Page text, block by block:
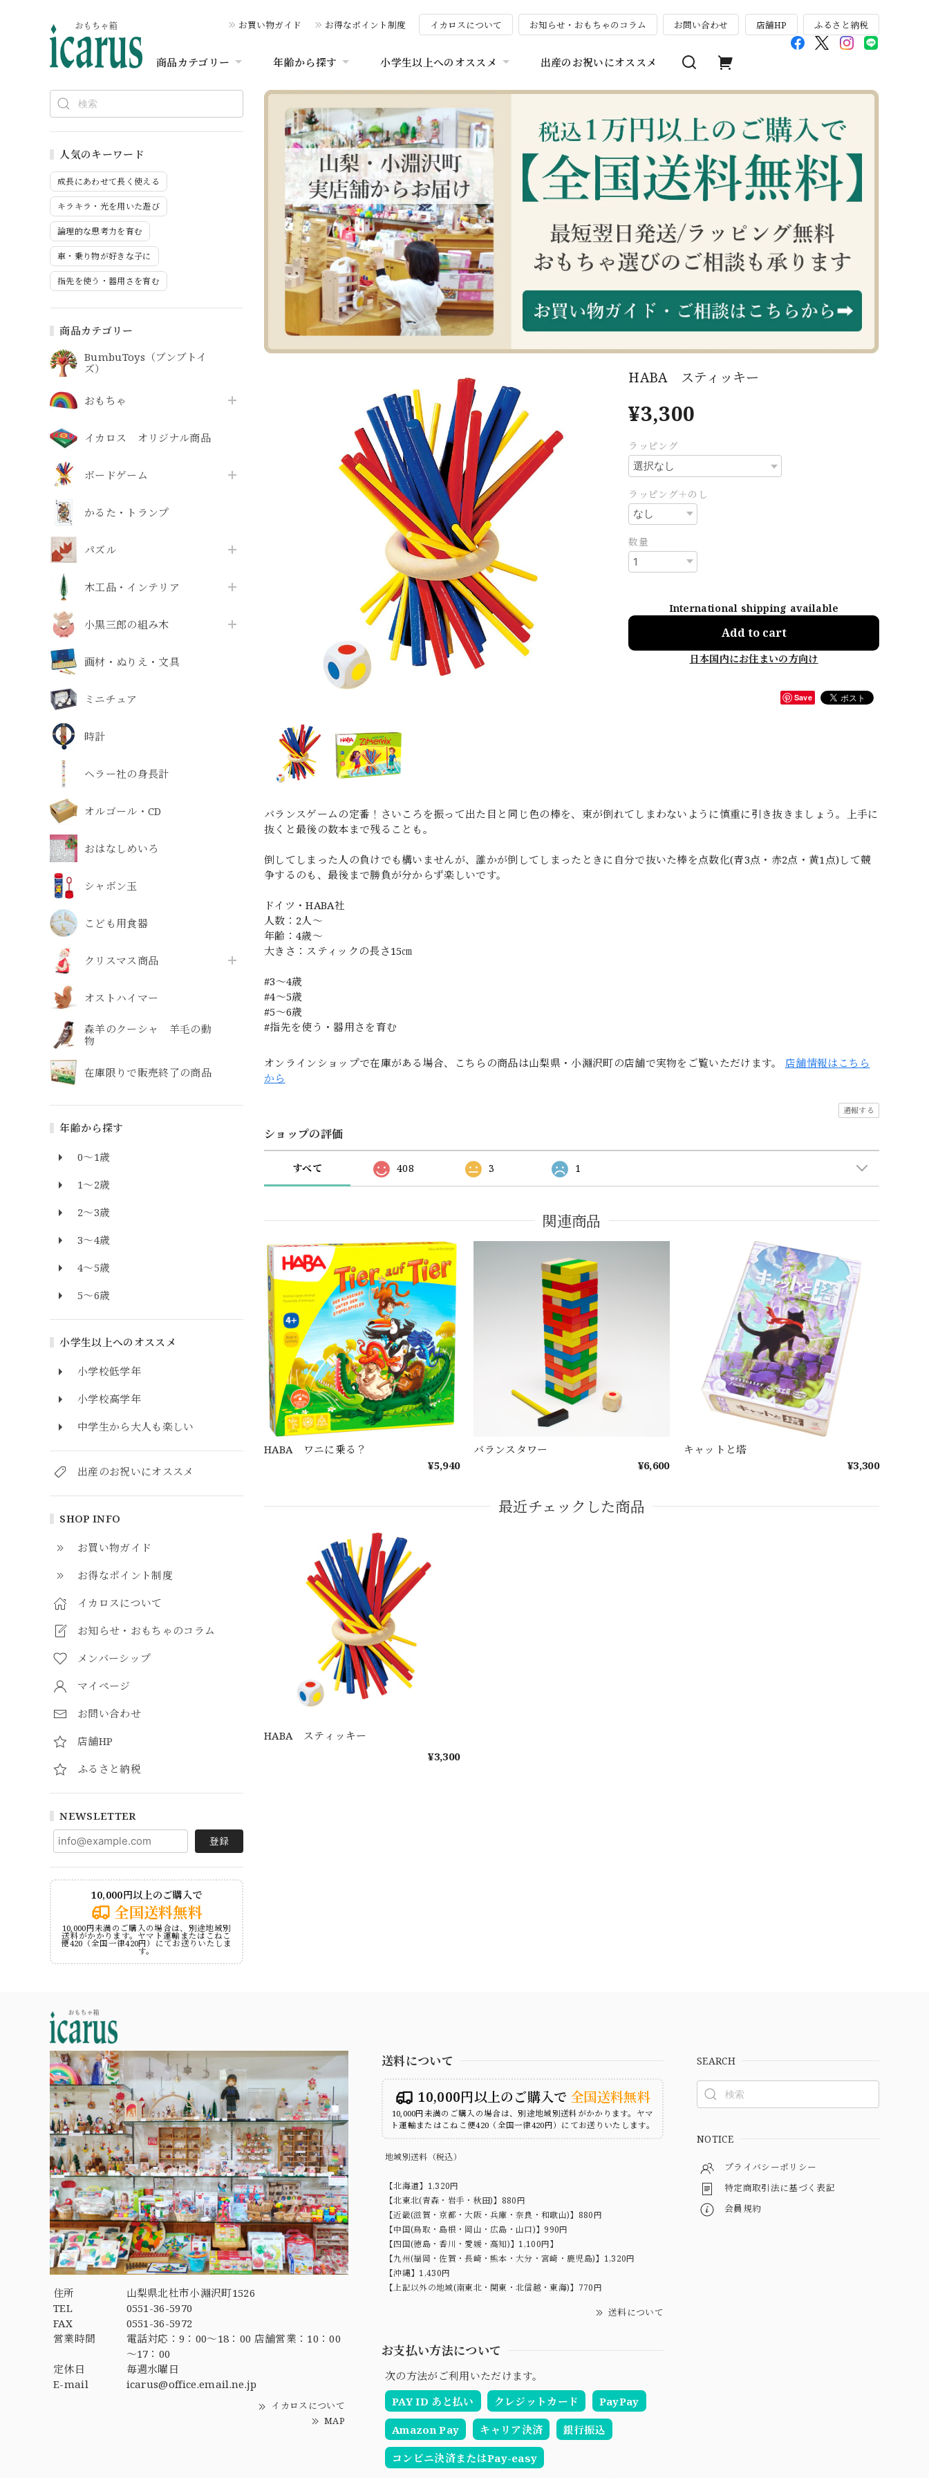
お買い物ガイド お得なポイント制度 イカロスについて お知らせ・おもちゃのコラム お問い合わせ 店舗HP ふるさと納税
商品カテゴリー 年齢から探す 小学生以上へのオススメ 出産のお祝いにオススメ
人気のキーワード
成長にあわせて長く使える
キラキラ・光を用いた遊び
論理的な思考力を育む
車・乗り物が好きな子に
指先を使う・器用さを育む
商品カテゴリー
BumbuToys（ブンブトイ
ズ）
おもちゃ
イカロス オリジナル商品
ボードゲーム
かるた・トランプ
パズル
木工品・インテリア
小黒三郎の組み木
画材・ぬりえ・文具
ミニチュア
時計
ヘラー社の身長計
オルゴール・CD
おはなしめいろ
シャボン玉
こども用食器
クリスマス商品
オストハイマー
森羊のクーシャ 羊毛の動
物
在庫限りで販売終了の商品
年齢から探す
0～1歳
1～2歳
2～3歳
3～4歳
4～5歳
5～6歳
小学生以上へのオススメ
小学校低学年
小学校高学年
中学生から大人も楽しい
出産のお祝いにオススメ
SHOP INFO
お買い物ガイド
お得なポイント制度
イカロスについて
お知らせ・おもちゃのコラム
メンバーシップ
マイページ
お問い合わせ
店舗HP
ふるさと納税
NEWSLETTER
登録
10,000円以上のご購入で
全国送料無料
10,000円未満のご購入の場合は、別途地域別
送料がかかります。ヤマト運輸またはこねこ
便420（全国一律420円）にてお送りいたしま
す。
HABA スティッキー
¥3,300
ラッピング
ラッピング＋のし
数量
International shipping available
Add to cart
日本国内にお住まいの方向け
Save
バランスゲームの定番！さいころを振って出た目と同じ色の棒を、束が倒れてしまわないように慎重に引き抜きましょう。上手に
抜くと最後の数本まで残ることも。
倒してしまった人の負けでも構いませんが、誰かが倒してしまったときに自分で抜いた棒を点数化(青3点・赤2点・黄1点)して競
争するのも、最後まで勝負が分からず楽しいです。
ドイツ・HABA社
人数：2人〜
年齢：4歳〜
大きさ：スティックの長さ15㎝
#3〜4歳
#4〜5歳
#5〜6歳
#指先を使う・器用さを育む
オンラインショップで在庫がある場合、こちらの商品は山梨県・小淵沢町の店舗で実物をご覧いただけます。 店舗情報はこちら
から
通報する
ショップの評価
すべて 408 3 1
関連商品
HABA ワニに乗る？
¥5,940
バランスタワー
¥6,600
キャットと塔
¥3,300
最近チェックした商品
HABA スティッキー
¥3,300
住所
山梨県北杜市小淵沢町1526
TEL
0551-36-5970
FAX
0551-36-5972
営業時間
電話対応：9：00～18：00 店舗営業：10：00
～17：00
定休日
毎週水曜日
E-mail
icarus@office.email.ne.jp
イカロスについて
MAP
送料について
10,000円以上のご購入で 全国送料無料
10,000円未満のご購入の場合は、別途地域別送料がかかります。ヤマ
ト運輸またはこねこ便420（全国一律420円）にてお送りいたします。
地域別送料（税込）
【北海道】1,320円
【北東北(青森・岩手・秋田)】880円
【近畿(滋賀・京都・大阪・兵庫・奈良・和歌山)】880円
【中国(鳥取・島根・岡山・広島・山口)】990円
【四国(徳島・香川・愛媛・高知)】1,100円】
【九州(福岡・佐賀・長崎・熊本・大分・宮崎・鹿児島)】1,320円
【沖縄】1,430円
【上記以外の地域(南東北・関東・北信越・東海)】770円
送料について
お支払い方法について
次の方法がご利用いただけます。
PAY ID あと払い
クレジットカード PayPay
Amazon Pay キャリア決済 銀行振込
コンビニ決済またはPay-easy
SEARCH
NOTICE
プライバシーポリシー
特定商取引法に基づく表記
会員規約